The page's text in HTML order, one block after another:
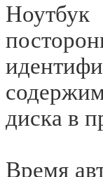
Ноутбук
диска в
Время